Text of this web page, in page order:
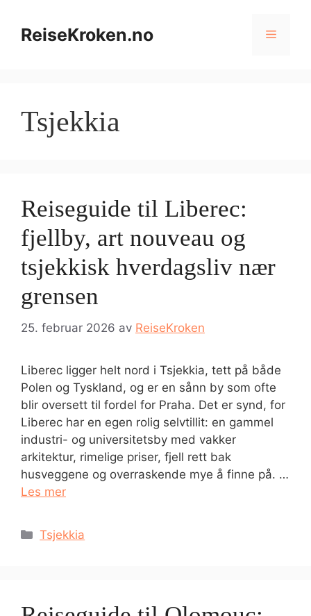
innholdReiseKroken.no Meny
Tsjekkia
Reiseguide til Liberec:
fjellby, art nouveau og
tsjekkisk hverdagsliv nær
grensen
25. februar 2026 av ReiseKroken
Liberec ligger helt nord i Tsjekkia, tett på både
Polen og Tyskland, og er en sånn by som ofte
blir oversett til fordel for Praha. Det er synd, for
Liberec har en egen rolig selvtillit: en gammel
industri- og universitetsby med vakker
arkitektur, rimelige priser, fjell rett bak
husveggene og overraskende mye å finne på. …
Les mer
Kategorier
Tsjekkia